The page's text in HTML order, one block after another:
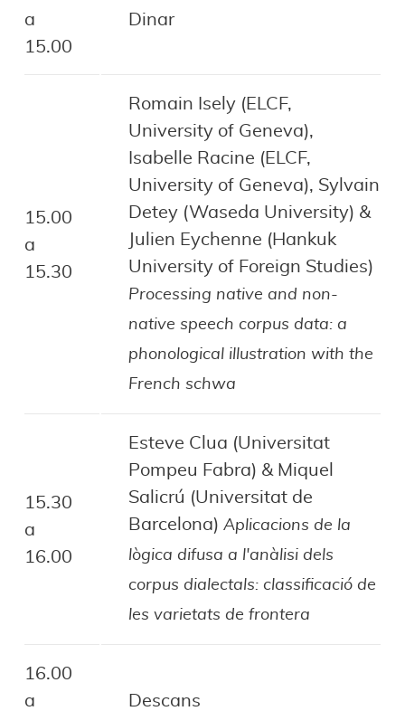
a
15.00
Dinar
15.00
a
15.30
Romain Isely (ELCF,
University of Geneva),
Isabelle Racine (ELCF,
University of Geneva), Sylvain
Detey (Waseda University) &
Julien Eychenne (Hankuk
University of Foreign Studies)
Processing native and non-
native speech corpus data: a
phonological illustration with the
French schwa
15.30
a
16.00
Esteve Clua (Universitat
Pompeu Fabra) & Miquel
Salicrú (Universitat de
Barcelona) Aplicacions de la
lògica difusa a l'anàlisi dels
corpus dialectals: classificació de
les varietats de frontera
16.00
a
Descans